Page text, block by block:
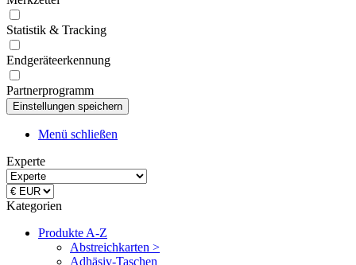
Statistik & Tracking
Endgeräteerkennung
Partnerprogramm
Menü schließen
Experte
Kategorien
Produkte A-Z
Abstreichkarten >
Adhäsiv-Taschen